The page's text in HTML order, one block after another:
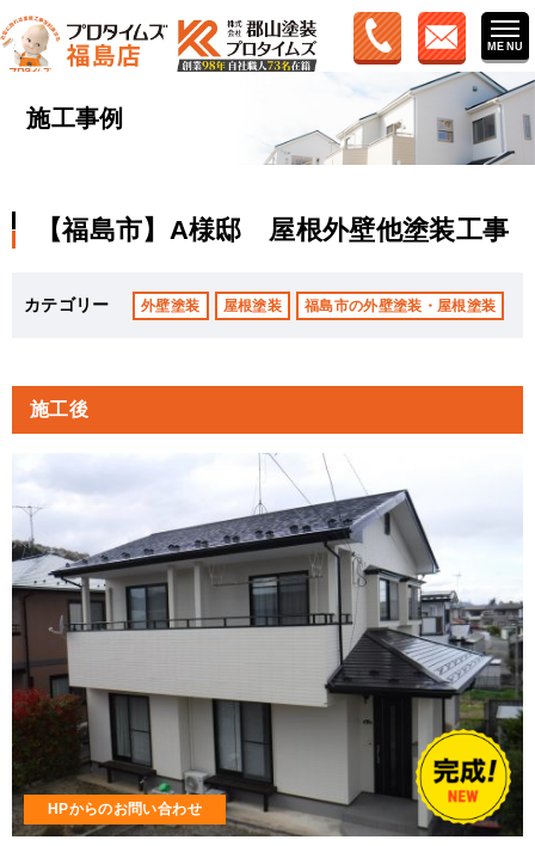
施工事例
【福島市】A様邸 屋根外壁他塗装工事
カテゴリー 外壁塗装 屋根塗装 福島市の外壁塗装・屋根塗装
施工後
HPからのお問い合わせ